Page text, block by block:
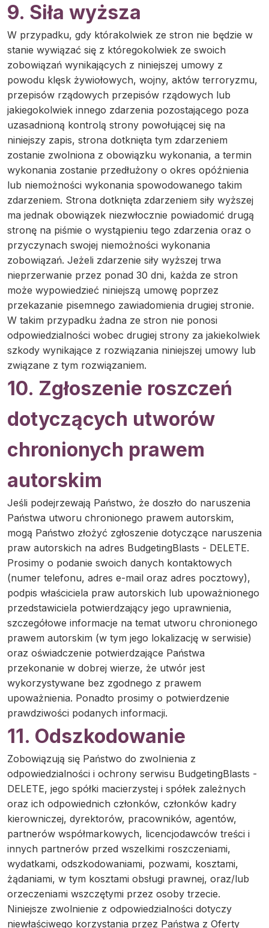
9. Siła wyższa
W przypadku, gdy którakolwiek ze stron nie będzie w
stanie wywiązać się z któregokolwiek ze swoich
zobowiązań wynikających z niniejszej umowy z
powodu klęsk żywiołowych, wojny, aktów terroryzmu,
przepisów rządowych przepisów rządowych lub
jakiegokolwiek innego zdarzenia pozostającego poza
uzasadnioną kontrolą strony powołującej się na
niniejszy zapis, strona dotknięta tym zdarzeniem
zostanie zwolniona z obowiązku wykonania, a termin
wykonania zostanie przedłużony o okres opóźnienia
lub niemożności wykonania spowodowanego takim
zdarzeniem. Strona dotknięta zdarzeniem siły wyższej
ma jednak obowiązek niezwłocznie powiadomić drugą
stronę na piśmie o wystąpieniu tego zdarzenia oraz o
przyczynach swojej niemożności wykonania
zobowiązań. Jeżeli zdarzenie siły wyższej trwa
nieprzerwanie przez ponad 30 dni, każda ze stron
może wypowiedzieć niniejszą umowę poprzez
przekazanie pisemnego zawiadomienia drugiej stronie.
W takim przypadku żadna ze stron nie ponosi
odpowiedzialności wobec drugiej strony za jakiekolwiek
szkody wynikające z rozwiązania niniejszej umowy lub
związane z tym rozwiązaniem.
10. Zgłoszenie roszczeń
dotyczących utworów
chronionych prawem
autorskim
Jeśli podejrzewają Państwo, że doszło do naruszenia
Państwa utworu chronionego prawem autorskim,
mogą Państwo złożyć zgłoszenie dotyczące naruszenia
praw autorskich na adres BudgetingBlasts - DELETE.
Prosimy o podanie swoich danych kontaktowych
(numer telefonu, adres e-mail oraz adres pocztowy),
podpis właściciela praw autorskich lub upoważnionego
przedstawiciela potwierdzający jego uprawnienia,
szczegółowe informacje na temat utworu chronionego
prawem autorskim (w tym jego lokalizację w serwisie)
oraz oświadczenie potwierdzające Państwa
przekonanie w dobrej wierze, że utwór jest
wykorzystywane bez zgodnego z prawem
upoważnienia. Ponadto prosimy o potwierdzenie
prawdziwości podanych informacji.
11. Odszkodowanie
Zobowiązują się Państwo do zwolnienia z
odpowiedzialności i ochrony serwisu BudgetingBlasts -
DELETE, jego spółki macierzystej i spółek zależnych
oraz ich odpowiednich członków, członków kadry
kierowniczej, dyrektorów, pracowników, agentów,
partnerów współmarkowych, licencjodawców treści i
innych partnerów przed wszelkimi roszczeniami,
wydatkami, odszkodowaniami, pozwami, kosztami,
żądaniami, w tym kosztami obsługi prawnej, oraz/lub
orzeczeniami wszczętymi przez osoby trzecie.
Niniejsze zwolnienie z odpowiedzialności dotyczy
niewłaściwego korzystania przez Państwa z Oferty